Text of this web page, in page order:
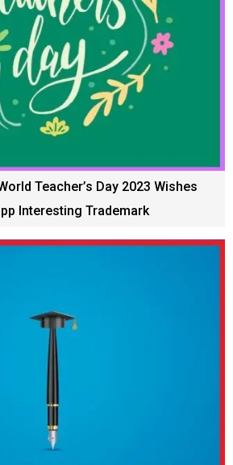
Teacher’s Day 2023 Wishes
Interesting Trademark